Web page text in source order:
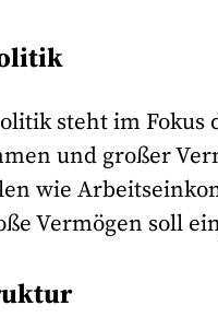
steht im Fokus
und großer
wie
Vermögen soll